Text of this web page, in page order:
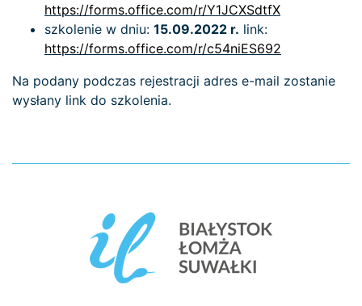
https://forms.office.com/r/Y1JCXSdtfX
szkolenie w dniu: 15.09.2022 r. link:
https://forms.office.com/r/c54niES692
Na podany podczas rejestracji adres e-mail zostanie
wysłany link do szkolenia.